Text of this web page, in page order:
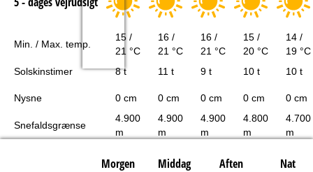
Min. / Max. temp.
15 /
21 °C
16 /
21 °C
16 /
21 °C
15 /
20 °C
14 /
19 °C
Solskinstimer
8 t 11 t 9 t 10 t 10 t
Nysne 0 cm 0 cm 0 cm 0 cm 0 cm
Snefaldsgrænse
4.900
m
4.900
m
4.900
m
4.800
m
4.700
m
Morgen Middag Aften Nat